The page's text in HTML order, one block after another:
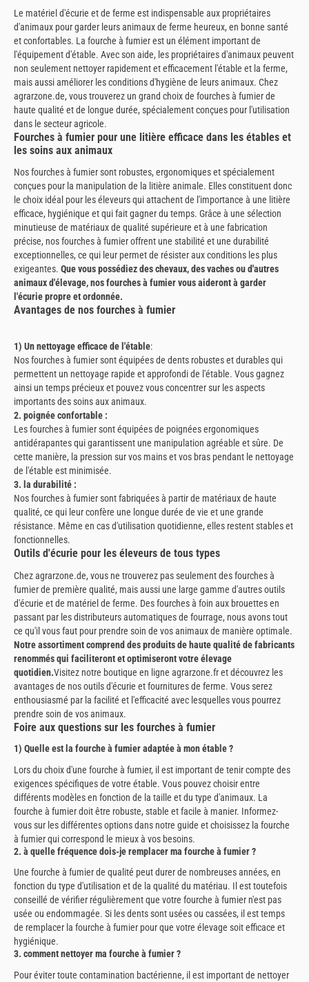
Le matériel d'écurie et de ferme est indispensable aux propriétaires
d'animaux pour garder leurs animaux de ferme heureux, en bonne santé
et confortables. La fourche à fumier est un élément important de
l'équipement d'étable. Avec son aide, les propriétaires d'animaux peuvent
non seulement nettoyer rapidement et efficacement l'étable et la ferme,
mais aussi améliorer les conditions d'hygiène de leurs animaux. Chez
agrarzone.de, vous trouverez un grand choix de fourches à fumier de
haute qualité et de longue durée, spécialement conçues pour l'utilisation
dans le secteur agricole.
Fourches à fumier pour une litière efficace dans les étables et
les soins aux animaux
Nos fourches à fumier sont robustes, ergonomiques et spécialement
conçues pour la manipulation de la litière animale. Elles constituent donc
le choix idéal pour les éleveurs qui attachent de l'importance à une litière
efficace, hygiénique et qui fait gagner du temps. Grâce à une sélection
minutieuse de matériaux de qualité supérieure et à une fabrication
précise, nos fourches à fumier offrent une stabilité et une durabilité
exceptionnelles, ce qui leur permet de résister aux conditions les plus
exigeantes. Que vous possédiez des chevaux, des vaches ou d'autres
animaux d'élevage, nos fourches à fumier vous aideront à garder
l'écurie propre et ordonnée.
Avantages de nos fourches à fumier
1) Un nettoyage efficace de l'étable:
Nos fourches à fumier sont équipées de dents robustes et durables qui
permettent un nettoyage rapide et approfondi de l'étable. Vous gagnez
ainsi un temps précieux et pouvez vous concentrer sur les aspects
importants des soins aux animaux.
2. poignée confortable :
Les fourches à fumier sont équipées de poignées ergonomiques
antidérapantes qui garantissent une manipulation agréable et sûre. De
cette manière, la pression sur vos mains et vos bras pendant le nettoyage
de l'étable est minimisée.
3. la durabilité :
Nos fourches à fumier sont fabriquées à partir de matériaux de haute
qualité, ce qui leur confère une longue durée de vie et une grande
résistance. Même en cas d'utilisation quotidienne, elles restent stables et
fonctionnelles.
Outils d'écurie pour les éleveurs de tous types
Chez agrarzone.de, vous ne trouverez pas seulement des fourches à
fumier de première qualité, mais aussi une large gamme d'autres outils
d'écurie et de matériel de ferme. Des fourches à foin aux brouettes en
passant par les distributeurs automatiques de fourrage, nous avons tout
ce qu'il vous faut pour prendre soin de vos animaux de manière optimale.
Notre assortiment comprend des produits de haute qualité de fabricants
renommés qui faciliteront et optimiseront votre élevage
quotidien.Visitez notre boutique en ligne agrarzone.fr et découvrez les
avantages de nos outils d'écurie et fournitures de ferme. Vous serez
enthousiasmé par la facilité et l'efficacité avec lesquelles vous pourrez
prendre soin de vos animaux.
Foire aux questions sur les fourches à fumier
1) Quelle est la fourche à fumier adaptée à mon étable ?
Lors du choix d'une fourche à fumier, il est important de tenir compte des
exigences spécifiques de votre étable. Vous pouvez choisir entre
différents modèles en fonction de la taille et du type d'animaux. La
fourche à fumier doit être robuste, stable et facile à manier. Informez-
vous sur les différentes options dans notre guide et choisissez la fourche
à fumier qui correspond le mieux à vos besoins.
2. à quelle fréquence dois-je remplacer ma fourche à fumier ?
Une fourche à fumier de qualité peut durer de nombreuses années, en
fonction du type d'utilisation et de la qualité du matériau. Il est toutefois
conseillé de vérifier régulièrement que votre fourche à fumier n'est pas
usée ou endommagée. Si les dents sont usées ou cassées, il est temps
de remplacer la fourche à fumier pour que votre élevage soit efficace et
hygiénique.
3. comment nettoyer ma fourche à fumier ?
Pour éviter toute contamination bactérienne, il est important de nettoyer